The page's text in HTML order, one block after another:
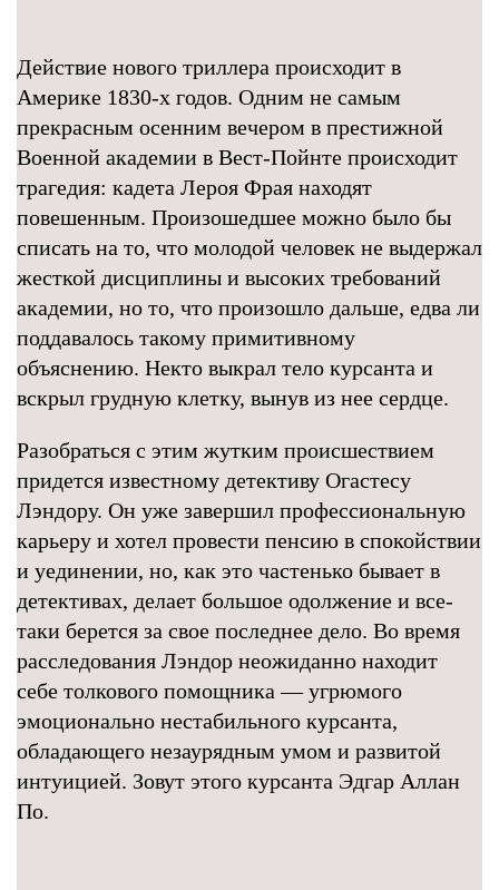
Действие нового триллера происходит в
Америке 1830-х годов. Одним не самым
прекрасным осенним вечером в престижной
Военной академии в Вест-Пойнте происходит
трагедия: кадета Лероя Фрая находят
повешенным. Произошедшее можно было бы
списать на то, что молодой человек не выдержал
жесткой дисциплины и высоких требований
академии, но то, что произошло дальше, едва ли
поддавалось такому примитивному
объяснению. Некто выкрал тело курсанта и
вскрыл грудную клетку, вынув из нее сердце.
Разобраться с этим жутким происшествием
придется известному детективу Огастесу
Лэндору. Он уже завершил профессиональную
карьеру и хотел провести пенсию в спокойствии
и уединении, но, как это частенько бывает в
детективах, делает большое одолжение и все-
таки берется за свое последнее дело. Во время
расследования Лэндор неожиданно находит
себе толкового помощника — угрюмого
эмоционально нестабильного курсанта,
обладающего незаурядным умом и развитой
интуицией. Зовут этого курсанта Эдгар Аллан
По.